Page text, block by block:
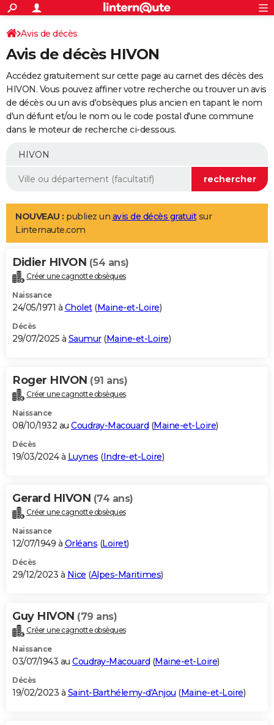
ACTUALITÉS
Politique
Société
Faits Divers
Education
Monde
Villes
+
SPORT
Coupe du monde 2026
Football
Tennis
Cyclisme
Rugby
Forum
Programme TV
TNTStreaming
Cinéma
Sorties cinéma
Musique
+
FINANCE
Retraite
Impôts
Epargne
Immobilier
Risques naturels par ville
Banque
Assurance
Crédit
AUTO
Essais
Réserver un essai
Citadines
Berlines
SUV
Forum auto
+
Mobiles
Meilleur smartphone
Internet
Ordinateurs
Jeux vidéo
Guide high-tech
Aménagement intérieur
LIFESTYLE
Art de vivre
Bien-être
Loisirs
Mode
Modes de vie
Alimentation
Guide de la santé
Maladies
Médicaments
Sommeil
VOYAGE
Destinations
City break
Voyage nature
Voyage de noces
Forum
Climat
+PHOTO
GUIDES D'ACHAT
BONS PLANS
Carte de Noël
Carte Bonne année
Carte Saint-Valentin
Carte Pâques
Carte d'anniversaire
DICTIONNAIRE
Dictionnaire
Biographies
Citations
Expressions
Proverbes
PROGRAMME TV
S'inscrire
Se connecter
Lycées
Collèges
Primaires
Universités
Entreprises
Service militaire
Avis de recherche
AVIS DE DÉCÈS
Bricolage
Lifestyle
Culture
Sport
Auto
Television
Voyage
Cinema
Avis de décès
Avis de décès HIVON
Accédez gratuitement sur cette page au carnet des décès des
HIVON. Vous pouvez affiner votre recherche ou trouver un avis
de décès ou un avis d'obsèques plus ancien en tapant le nom
d'un défunt et/ou le nom ou le code postal d'une commune
dans le moteur de recherche ci-dessous.
NOUVEAU : publiez un avis de décès gratuitsur
Linternaute.com
Didier HIVON (54 ans)
Créer une cagnotte obsèques
Naissance
24/05/1971 à Cholet(Maine-et-Loire)
Décès
29/07/2025 à Saumur(Maine-et-Loire)
Roger HIVON (91 ans)
Créer une cagnotte obsèques
Naissance
08/10/1932 au Coudray-Macouard (Maine-et-Loire)
Décès
19/03/2024 à Luynes (Indre-et-Loire)
Gerard HIVON (74 ans)
Créer une cagnotte obsèques
Naissance
12/07/1949 à Orléans (Loiret)
Décès
29/12/2023 à Nice (Alpes-Maritimes)
Guy HIVON (79 ans)
Créer une cagnotte obsèques
Naissance
03/07/1943 au Coudray-Macouard (Maine-et-Loire)
Décès
19/02/2023 à Saint-Barthélemy-d'Anjou (Maine-et-Loire)